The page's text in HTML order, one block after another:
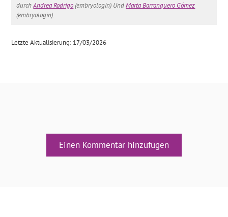
durchAndrea Rodrigo(embryologin) UndMarta Barranquero Gómez
(embryologin).
Letzte Aktualisierung: 17/03/2026
Einen Kommentar hinzufügen